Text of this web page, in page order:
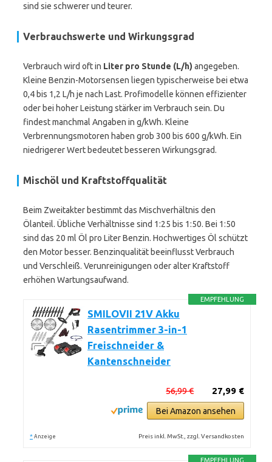
sind sie schwerer und teurer.
Verbrauchswerte und Wirkungsgrad
Verbrauch wird oft in Liter pro Stunde (L/h) angegeben.
Kleine Benzin-Motorsensen liegen typischerweise bei etwa
0,4 bis 1,2 L/h je nach Last. Profimodelle können effizienter
oder bei hoher Leistung stärker im Verbrauch sein. Du
findest manchmal Angaben in g/kWh. Kleine
Verbrennungsmotoren haben grob 300 bis 600 g/kWh. Ein
niedrigerer Wert bedeutet besseren Wirkungsgrad.
Mischöl und Kraftstoffqualität
Beim Zweitakter bestimmt das Mischverhältnis den
Ölanteil. Übliche Verhältnisse sind 1:25 bis 1:50. Bei 1:50
sind das 20 ml Öl pro Liter Benzin. Hochwertiges Öl schützt
den Motor besser. Benzinqualität beeinflusst Verbrauch
und Verschleiß. Verunreinigungen oder alter Kraftstoff
erhöhen Wartungsaufwand.
EMPFEHLUNG
SMILOVII 21V Akku
Rasentrimmer 3-in-1
Freischneider &
Kantenschneider
27,99 €
56,99 €
Bei Amazon ansehen
* Anzeige Preis inkl. MwSt., zzgl. Versandkosten
EMPFEHLUNG